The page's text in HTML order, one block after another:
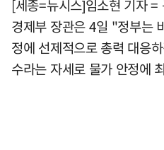
[세종=뉴시스]임소현 기자
경제부 장관은 4일 "정부는
정에 선제적으로 총력 대응
수라는 자세로 물가 안정에